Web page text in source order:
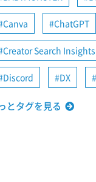
Canva ChatGPT
Creator Search Insights
Discord DX
とタグを見る